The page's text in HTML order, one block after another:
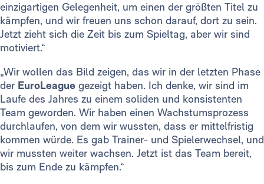
einzigartigen Gelegenheit, um einen der größten Titel zu
kämpfen, und wir freuen uns schon darauf, dort zu sein.
Jetzt zieht sich die Zeit bis zum Spieltag, aber wir sind
motiviert.“
„Wir wollen das Bild zeigen, das wir in der letzten Phase
der EuroLeague gezeigt haben. Ich denke, wir sind im
Laufe des Jahres zu einem soliden und konsistenten
Team geworden. Wir haben einen Wachstumsprozess
durchlaufen, von dem wir wussten, dass er mittelfristig
kommen würde. Es gab Trainer- und Spielerwechsel, und
wir mussten weiter wachsen. Jetzt ist das Team bereit,
bis zum Ende zu kämpfen.“